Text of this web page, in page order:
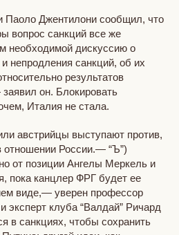
Паоло Джентилони сообщил, что
вопрос санкций все же
необходимой дискуссию о
непродления санкций, об их
результатов
он. Блокировать
Италия не стала.
австрийцы выступают против,
отношении России.— “Ъ”)
от позиции Ангелы Меркель и
пока канцлер ФРГ будет ее
виде,— уверен профессор
эксперт клуба “Валдай” Ричард
в санкциях, чтобы сохранить